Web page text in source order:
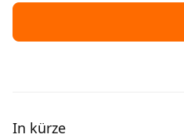
In kürze